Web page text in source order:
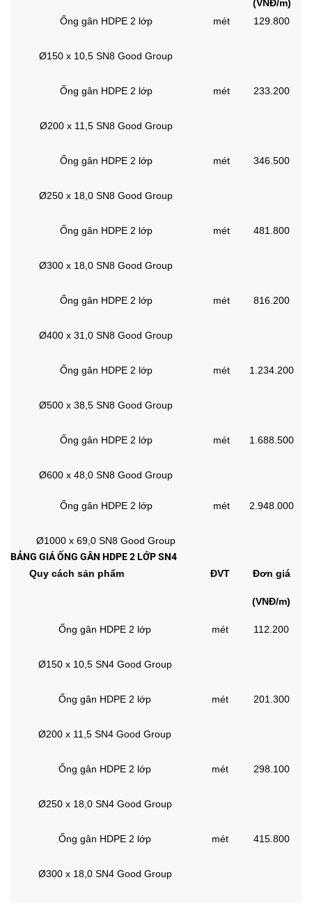
(VNĐ/m)
Ống gân HDPE 2 lớp
Ø150 x 10,5 SN8 Good Group
mét 129.800
Ống gân HDPE 2 lớp
Ø200 x 11,5 SN8 Good Group
mét 233.200
Ống gân HDPE 2 lớp
Ø250 x 18,0 SN8 Good Group
mét 346.500
Ống gân HDPE 2 lớp
Ø300 x 18,0 SN8 Good Group
mét 481.800
Ống gân HDPE 2 lớp
Ø400 x 31,0 SN8 Good Group
mét 816.200
Ống gân HDPE 2 lớp
Ø500 x 38,5 SN8 Good Group
mét 1.234.200
Ống gân HDPE 2 lớp
Ø600 x 48,0 SN8 Good Group
mét 1.688.500
Ống gân HDPE 2 lớp
Ø1000 x 69,0 SN8 Good Group
mét 2.948.000
BẢNG GIÁ ỐNG GÂN HDPE 2 LỚP SN4
Quy cách sản phẩm
ĐVT Đơn giá
(VNĐ/m)
Ống gân HDPE 2 lớp
Ø150 x 10,5 SN4 Good Group
mét 112.200
Ống gân HDPE 2 lớp
Ø200 x 11,5 SN4 Good Group
mét 201.300
Ống gân HDPE 2 lớp
Ø250 x 18,0 SN4 Good Group
mét 298.100
Ống gân HDPE 2 lớp
Ø300 x 18,0 SN4 Good Group
mét 415.800